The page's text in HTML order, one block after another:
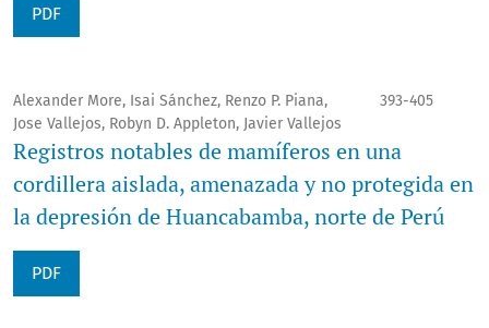
PDF
Alexander More, Isai Sánchez, Renzo P. Piana,
Jose Vallejos, Robyn D. Appleton, Javier Vallejos
393-405
Registros notables de mamíferos en una
cordillera aislada, amenazada y no protegida en
la depresión de Huancabamba, norte de Perú
PDF